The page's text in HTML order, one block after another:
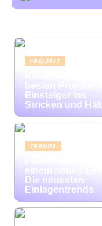
FREIZEIT
besten Projekte
Einsteiger ins
Stricken und
TRENDS
einem neuen
Die neuesten
Einlagentrends